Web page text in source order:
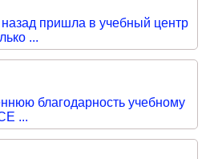
пришла в учебный центр
...
благодарность учебному
...